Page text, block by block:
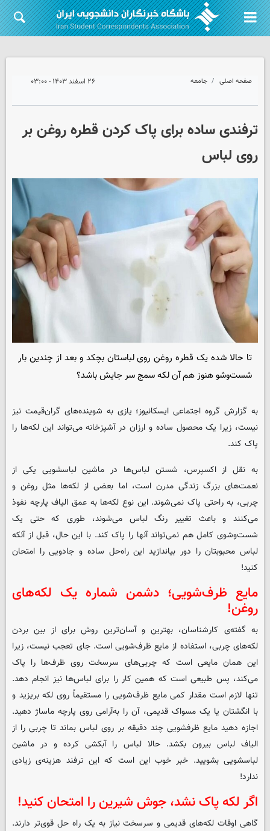
صفحه اصلی جامعه ۲۶ اسفند ۱۴۰۳ - ۰۳:۰۰
ترفندی ساده برای پاک کردن قطره روغن بر
روی لباس
تا حالا شده یک قطره روغن روی لباستان بچکد و بعد از چندین بار
شست‌وشو هنوز هم آن لکه سمج سر جایش باشد؟
به گزارش گروه اجتماعی ایسکانیوز؛ یازی به شوینده‌های گران‌قیمت نیز
نیست، زیرا یک محصول ساده و ارزان در آشپزخانه می‌تواند این لکه‌ها را
پاک کند.
به نقل از اکسپرس، شستن لباس‌ها در ماشین لباسشویی یکی از
نعمت‌های بزرگ زندگی مدرن است، اما بعضی از لکه‌ها مثل روغن و
چربی، به راحتی پاک نمی‌شوند. این نوع لکه‌ها به عمق الیاف پارچه نفوذ
می‌کنند و باعث تغییر رنگ لباس می‌شوند، طوری که حتی یک
شست‌وشوی کامل هم نمی‌تواند آنها را پاک کند. با این حال، قبل از آنکه
لباس محبوبتان را دور بیاندازید این راه‌حل ساده و جادویی را امتحان
کنید!
مایع ظرف‌شویی؛ دشمن شماره یک لکه‌های
روغن!
به گفته‌ی کارشناسان، بهترین و آسان‌ترین روش برای از بین بردن
لکه‌های چربی، استفاده از مایع ظرف‌شویی است. جای تعجب نیست، زیرا
این همان مایعی است که چربی‌های سرسخت روی ظرف‌ها را پاک
می‌کند، پس طبیعی است که همین کار را برای لباس‌ها نیز انجام دهد.
تنها لازم است مقدار کمی مایع ظرف‌شویی را مستقیماً روی لکه بریزید و
با انگشتان یا یک مسواک قدیمی، آن را به‌آرامی روی پارچه ماساژ دهید.
اجازه دهید مایع ظرفشویی چند دقیقه بر روی لباس بماند تا چربی را از
الیاف لباس بیرون بکشد. حالا لباس را آبکشی کرده و در ماشین
لباسشویی بشویید. خبر خوب این است که این ترفند هزینه‌ی زیادی
ندارد!
اگر لکه پاک نشد، جوش شیرین را امتحان کنید!
گاهی اوقات لکه‌های قدیمی و سرسخت نیاز به یک راه حل قوی‌تر دارند.